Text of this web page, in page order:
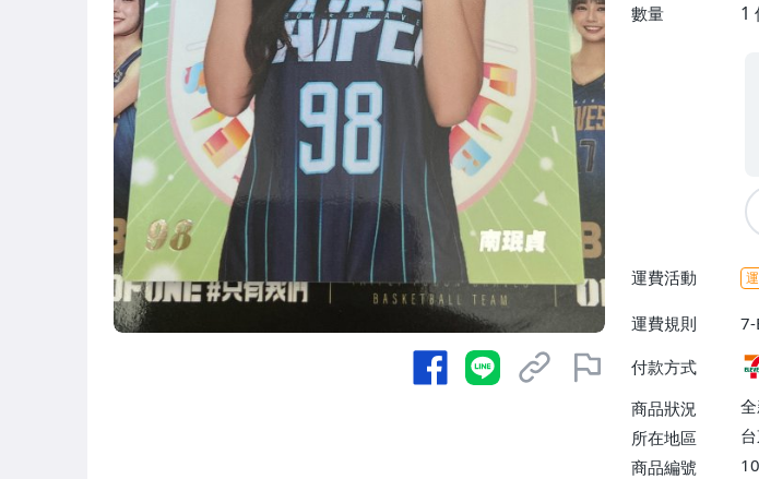
數量 1
運費活動
運費規則
7-
付款方式
商品狀況
所在地區
商品編號
偶像、球員卡與郵幣
手錶與飾品配件
女包精品與女鞋
電腦、平板與周邊
運動、戶外與休閒